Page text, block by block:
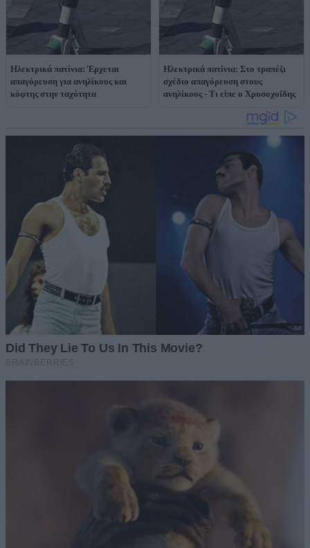
Ηλεκτρικά πατίνια: Έρχεται
απαγόρευση για ανηλίκους και
κόφτης στην ταχύτητα
Hλεκτρικά πατίνια: Στο τραπέζι
σχέδιο απαγόρευση στους
ανηλίκους - Τι είπε ο Χρυσοχοΐδης